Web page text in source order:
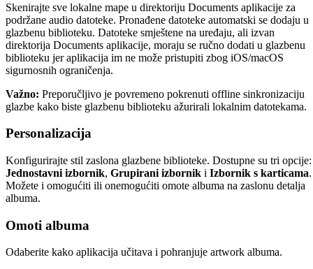
Skenirajte sve lokalne mape u direktoriju Documents aplikacije za
podržane audio datoteke. Pronađene datoteke automatski se dodaju u
glazbenu biblioteku. Datoteke smještene na uređaju, ali izvan
direktorija Documents aplikacije, moraju se ručno dodati u glazbenu
biblioteku jer aplikacija im ne može pristupiti zbog iOS/macOS
sigurnosnih ograničenja.
Važno: Preporučljivo je povremeno pokrenuti offline sinkronizaciju
glazbe kako biste glazbenu biblioteku ažurirali lokalnim datotekama.
Personalizacija
Konfigurirajte stil zaslona glazbene biblioteke. Dostupne su tri opcije:
Jednostavni izbornik, Grupirani izbornik i Izbornik s karticama.
Možete i omogućiti ili onemogućiti omote albuma na zaslonu detalja
albuma.
Omoti albuma
Odaberite kako aplikacija učitava i pohranjuje artwork albuma.